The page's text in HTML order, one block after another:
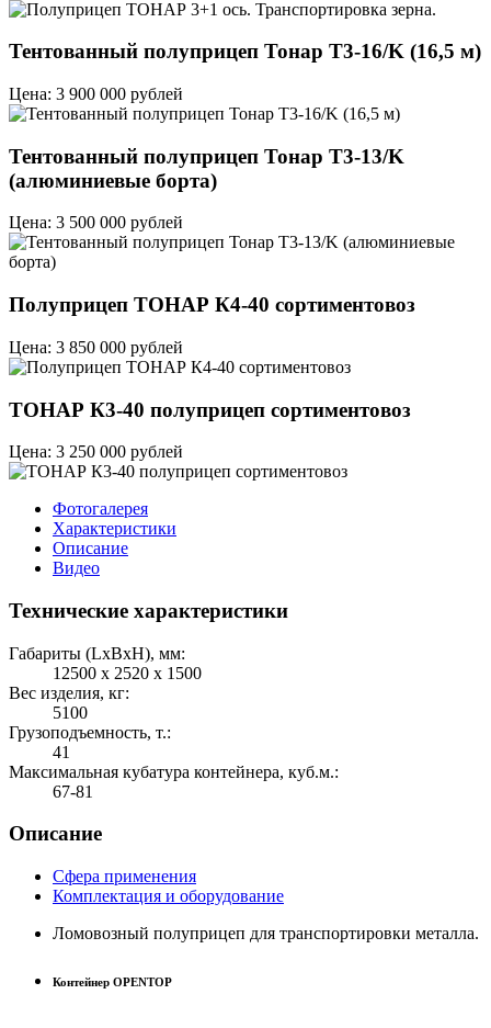
Тентованный полуприцеп Тонар T3-16/K (16,5 м)
Цена: 3 900 000 рублей
Тентованный полуприцеп Тонар T3-13/K
(алюминиевые борта)
Цена: 3 500 000 рублей
Полуприцеп ТОНАР К4-40 сортиментовоз
Цена: 3 850 000 рублей
ТОНАР К3-40 полуприцеп сортиментовоз
Цена: 3 250 000 рублей
Фотогалерея
Характеристики
Описание
Видео
Технические характеристики
Габариты (LхBхH), мм:
12500 х 2520 х 1500
Вес изделия, кг:
5100
Грузоподъемность, т.:
41
Максимальная кубатура контейнера, куб.м.:
67-81
Описание
Сфера применения
Комплектация и оборудование
Ломовозный полуприцеп для транспортировки металла.
Контейнер OPENTOP